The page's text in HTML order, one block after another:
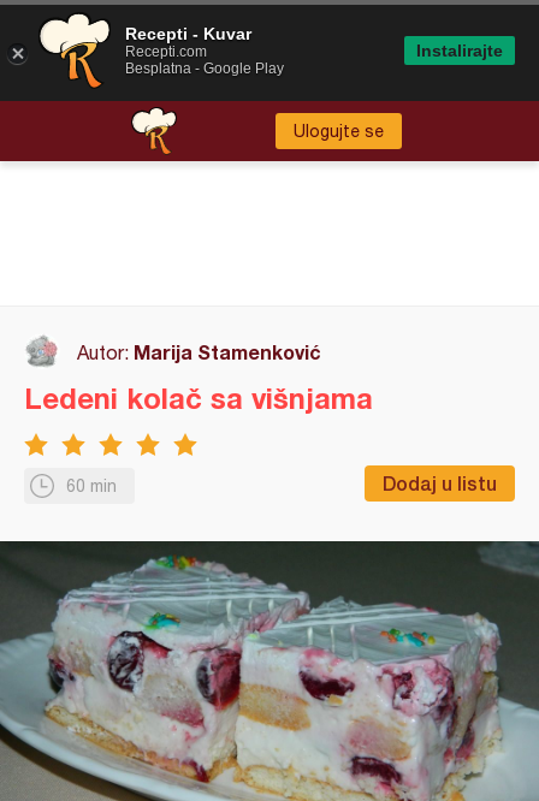
Ulogujte se
Autor: Marija Stamenković
60 min Dodaj u listu
Ledeni kolač sa višnjama
Recepti - Kuvar
Recepti.com
Besplatna - Google Play
Instalirajte